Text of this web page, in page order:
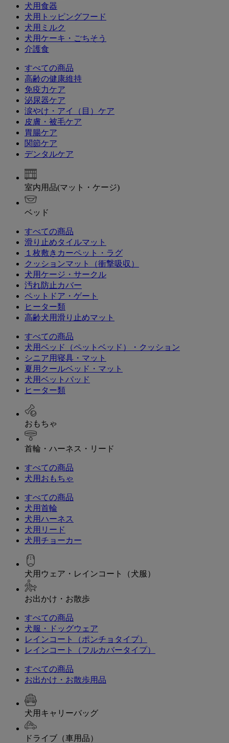
犬用食器
犬用トッピングフード
犬用ミルク
犬用ケーキ・ごちそう
介護食
すべての商品
高齢の健康維持
免疫力ケア
泌尿器ケア
涙やけ・アイ（目）ケア
皮膚・被毛ケア
胃腸ケア
関節ケア
デンタルケア
室内用品(マット・ケージ)
ベッド
すべての商品
滑り止めタイルマット
１枚敷きカーペット・ラグ
クッションマット（衝撃吸収）
犬用ケージ・サークル
汚れ防止カバー
ペットドア・ゲート
ヒーター類
高齢犬用滑り止めマット
すべての商品
犬用ベッド（ペットベッド）・クッション
シニア用寝具・マット
夏用クールベッド・マット
犬用ベットパッド
ヒーター類
おもちゃ
首輪・ハーネス・リード
すべての商品
犬用おもちゃ
すべての商品
犬用首輪
犬用ハーネス
犬用リード
犬用チョーカー
犬用ウェア・レインコート（犬服）
お出かけ・お散歩
すべての商品
犬服・ドッグウェア
レインコート（ポンチョタイプ）
レインコート（フルカバータイプ）
すべての商品
お出かけ・お散歩用品
犬用キャリーバッグ
ドライブ（車用品）